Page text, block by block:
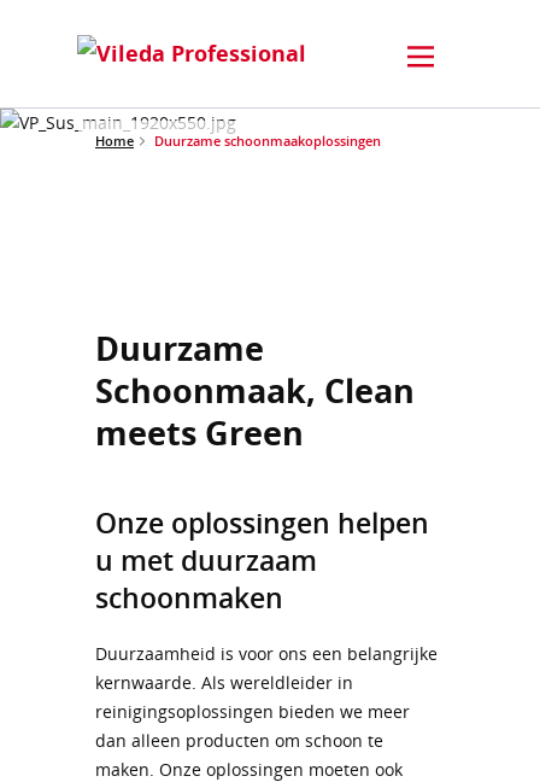
Home Duurzame schoonmaakoplossingen
Duurzame
Schoonmaak, Clean
meets Green
Onze oplossingen helpen
u met duurzaam
schoonmaken
Duurzaamheid is voor ons een belangrijke
kernwaarde. Als wereldleider in
reinigingsoplossingen bieden we meer
dan alleen producten om schoon te
maken. Onze oplossingen moeten ook